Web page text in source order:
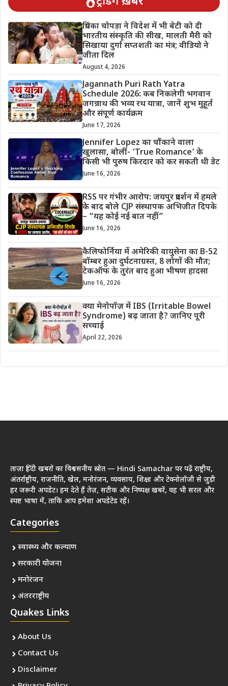
प्रियंका चोपड़ा ने विदेश में भी बेटी को दी
भारतीय संस्कृति की सीख, मालती मैरी को
सिखाया दुर्गा सप्तशती का मंत्र; वीडियो ने
जीता दिल
August 4, 2026
Jagannath Puri Rath Yatra
Schedule 2026: कब निकलेगी भगवान
जगन्नाथ की भव्य रथ यात्रा, जानें शुभ मुहूर्त
और संपूर्ण कार्यक्रम
June 17, 2026
Jennifer Lopez का चौंकाने वाला
खुलासा, बोलीं- ‘True Romance’ के
किसी भी पुरुष किरदार को कर सकती थी डेट
June 16, 2026
RSS पर गंभीर आरोप: जयपुर प्रदर्शन में हमले
के बाद बोले CJP संस्थापक अभिजीत दिपके
– “यह कोई नई बात नहीं”
June 16, 2026
कैलिफोर्निया में अमेरिकी वायुसेना का B-52
बॉम्बर हुआ दुर्घटनाग्रस्त, 8 लोगों की मौत;
टेकऑफ के तुरंत बाद हुआ भीषण हादसा
June 16, 2026
क्या मेनोपॉज़ में IBS (Irritable Bowel
Syndrome) बढ़ जाता है? जानिए पूरी
सच्चाई
April 22, 2026
ताज़ा हिंदी खबरों का विश्वसनीय स्रोत — Hindi Samachar पर पढ़ें राष्ट्रीय,
अंतर्राष्ट्रीय, राजनीति, खेल, मनोरंजन, व्यवसाय, शिक्षा और टेक्नोलॉजी से जुड़ी
हर जरूरी अपडेट। हम देते हैं तेज़, सटीक और निष्पक्ष खबरें, वह भी सरल और
स्पष्ट भाषा में, ताकि आप हमेशा अपडेटेड रहें।
Categories
स्वास्थ्य और कल्याण
सरकारी योजना
मनोरंजन
अंतरराष्ट्रीय
Quakes Links
About Us
Contact Us
Disclaimer